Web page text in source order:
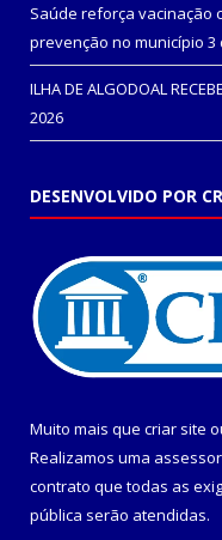
Saúde reforça vacinação
prevenção no município 3
ILHA DE ALGODOAL
2026
DESENVOLVIDO POR
Muito mais que criar site
Realizamos uma
contrato que todas as
pública serão atendidas.